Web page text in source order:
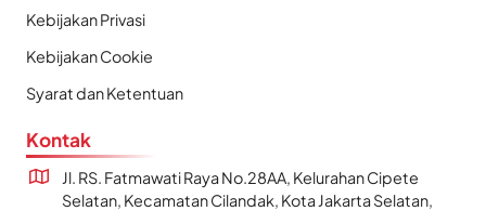
Kebijakan Privasi
Kebijakan Cookie
Syarat dan Ketentuan
Kontak
Jl. RS. Fatmawati Raya No.28AA, Kelurahan Cipete
Selatan, Kecamatan Cilandak, Kota Jakarta Selatan,